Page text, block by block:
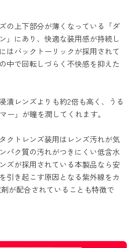
の上下部分が薄くなっている「ダ
」にあり、快適な装用感が持続し
はバックトーリックが採用されて
中で回転しづらく不快感を抑えた
漬レンズよりも約2倍も高く、うる
ー」が瞳を潤してくれます。
クトレンズ装用はレンズ汚れが気
パク質の汚れがつきにくい低含水
ズが採用されている本製品なら安
引き起こす原因となる紫外線をカ
が配合されていることも特徴で